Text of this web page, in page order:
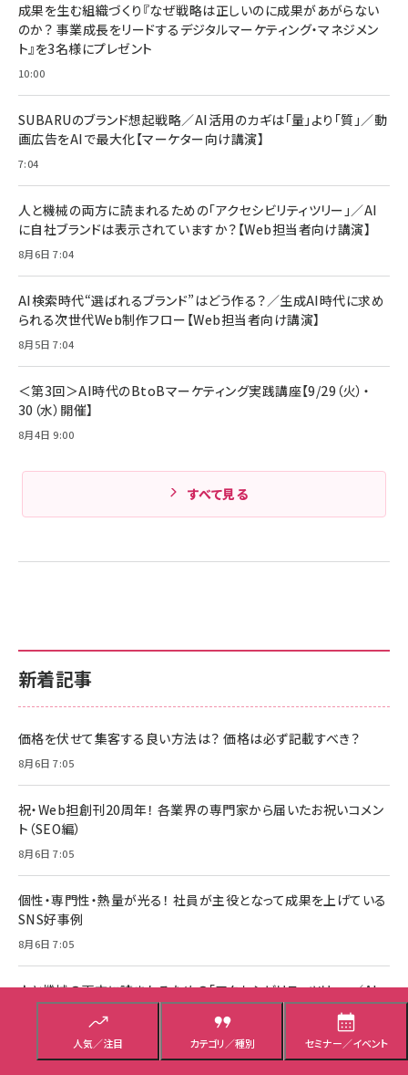
人気／注目 カテゴリ／種別 セミナー／イベント
新着記事
価格を伏せて集客する良い方法は？ 価格は必ず記載すべき？
8月6日 7:05
祝・Web担創刊20周年！ 各業界の専門家から届いたお祝いコメン
ト（SEO編）
8月6日 7:05
個性・専門性・熱量が光る！ 社員が主役となって成果を上げている
SNS好事例
8月6日 7:05
人と機械の両方に読まれるための「アクセシビリティツリー」／AI
に自社ブランドは表示されていますか？【Web担当者向け講演】
成果を生む組織づくり『なぜ戦略は正しいのに成果があがらない
のか？ 事業成長をリードするデジタルマーケティング・マネジメン
ト』を3名様にプレゼント
10:00
SUBARUのブランド想起戦略／AI活用のカギは「量」より「質」／動
画広告をAIで最大化【マーケター向け講演】
7:04
人と機械の両方に読まれるための「アクセシビリティツリー」／AI
に自社ブランドは表示されていますか？【Web担当者向け講演】
8月6日 7:04
AI検索時代“選ばれるブランド”はどう作る？／生成AI時代に求め
られる次世代Web制作フロー【Web担当者向け講演】
8月5日 7:04
＜第3回＞AI時代のBtoBマーケティング実践講座【9/29（火）・
30（水）開催】
8月4日 9:00
すべて見る